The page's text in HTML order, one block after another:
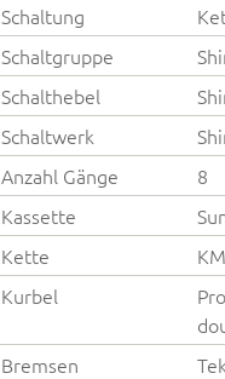
Schaltung
Schaltgruppe
Schalthebel
Schaltwerk
Anzahl Gänge
8
Kassette
Kette
Kurbel
Bremsen